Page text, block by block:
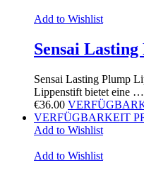
Add to Wishlist
Sensai
Sensai Lasting Plump
Lippenstift bietet eine …
€36.00
VERFÜGBARKEIT
Add to Wishlist
Add to Wishlist